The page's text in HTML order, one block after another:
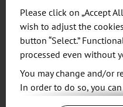
Industrie-
drei Tage Hacking
methodischem,
Coaching
Preisgeld für die
600 EUR, 400 EUR
gemeinnützige
Please click on „Accept
wish to adjust the
button “Select.”
processed even without
You may change and/or
In order to do so, you